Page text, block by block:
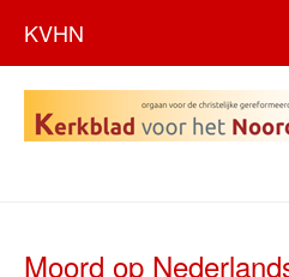
KVHN
Moord op